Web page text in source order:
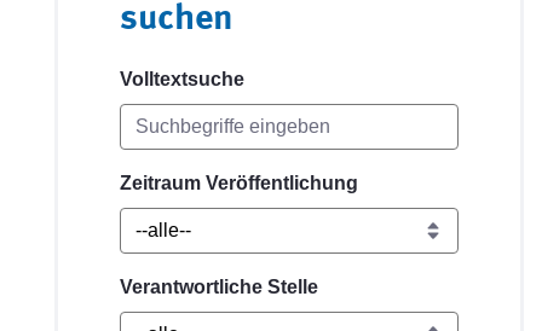
suchen
Volltextsuche
Zeitraum Veröffentlichung
Verantwortliche Stelle